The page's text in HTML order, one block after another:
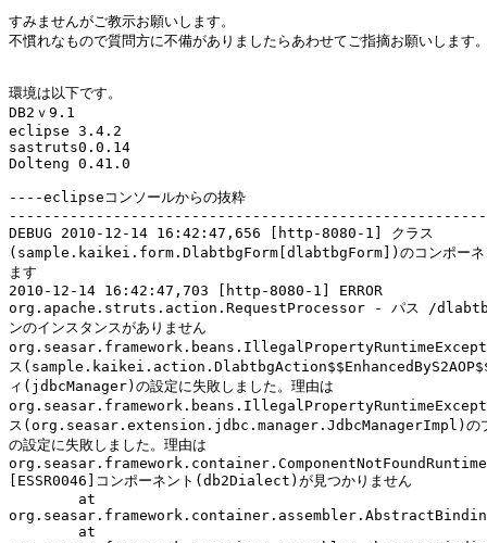
すみませんがご教示お願いします。
不慣れなもので質問方に不備がありましたらあわせてご指摘お願いします
環境は以下です。
DB2ｖ9.1
eclipse 3.4.2
sastruts0.0.14
Dolteng 0.41.0
----eclipseコンソールからの抜粋
DEBUG 2010-12-14 16:42:47,656 [http-8080-1] クラス
(sample.kaikei.form.DlabtbgForm[dlabtbgForm])のコンポーネン
ます
2010-12-14 16:42:47,703 [http-8080-1] ERROR
org.apache.struts.action.RequestProcessor - パス /dlabtbg
ンのインスタンスがありません
ス
ィ(jdbcManager)の設定に失敗しました。理由は
ス(org.seasar.extension.jdbc.manager.JdbcManagerImpl)の
の設定に失敗しました。理由は
[ESSR0046]コンポーネント(db2Dialect)が見つかりません
        at
        at